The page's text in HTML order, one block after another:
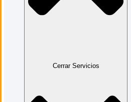
Cerrar Servicios